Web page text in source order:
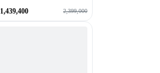
2,399,000
1,439,400